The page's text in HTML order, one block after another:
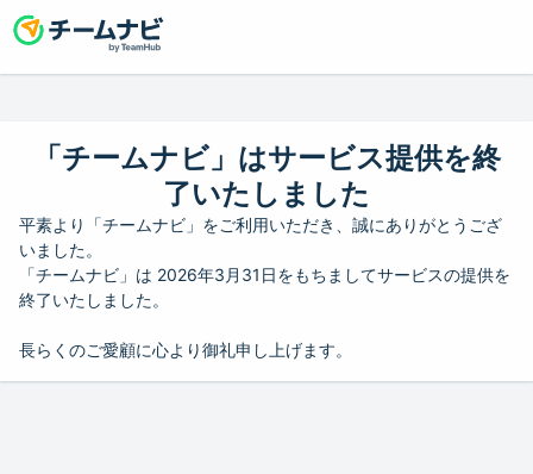
「チームナビ」はサービス提供を終
了いたしました
平素より「チームナビ」をご利用いただき、誠にありがとうござ
いました。
「チームナビ」は 2026年3月31日をもちましてサービスの提供を
終了いたしました。
長らくのご愛顧に心より御礼申し上げます。